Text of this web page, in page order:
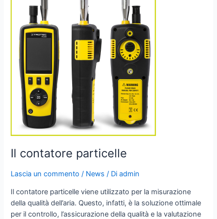
Il contatore particelle
Lascia un commento / News / Diadmin
Il contatore particelle viene utilizzato per la misurazione
della qualità dell’aria. Questo, infatti, è la soluzione ottimale
per il controllo, l’assicurazione della qualità e la valutazione